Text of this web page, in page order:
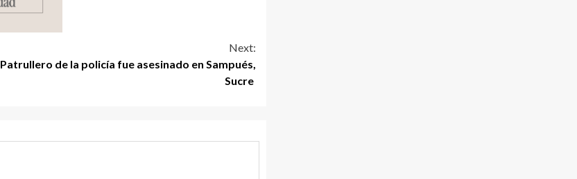
Next:
Patrullero de la policía fue asesinado en Sampués,
Sucre